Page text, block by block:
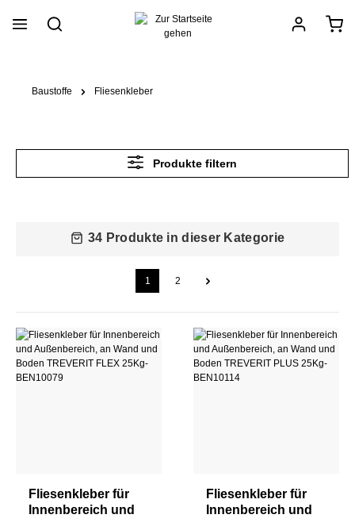
springen
Baustoffe Fliesenkleber
Produkte filtern
34 Produkte in dieser Kategorie
1 2
Fliesenkleber für
Innenbereich und
Fliesenkleber für
Innenbereich und